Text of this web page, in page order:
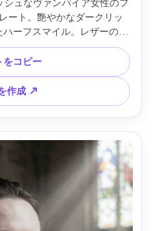
ュなヴァンパイア女性のフ
ート。艶やかなダークリッ
ーフスマイル。レザーのト
ップ、濡れた髪が顔にかか
のボケと反射。マゼンタと
ンキーライト。Canon R5、
プ、目線の高さ、都会的で
然なシャドウ。エディトリ
た目、映画的カラーグレー
4:5
をコピー
作成 ↗